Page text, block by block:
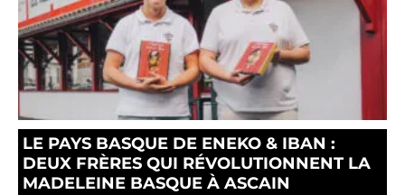
LE PAYS BASQUE DE ENEKO & IBAN :
DEUX FRÈRES QUI RÉVOLUTIONNENT LA
MADELEINE BASQUE À ASCAIN